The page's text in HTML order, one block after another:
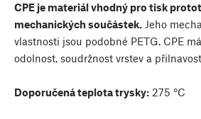
CPE je materiál vhodný pro tisk
mechanických součástek. Jeho
vlastnosti jsou podobné PETG. CPE
odolnost, soudržnost vrstev a
Doporučená teplota trysky: 275 °C